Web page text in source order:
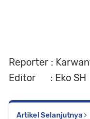
Reporter :
Editor : Eko SH
Artikel Selanjutnya